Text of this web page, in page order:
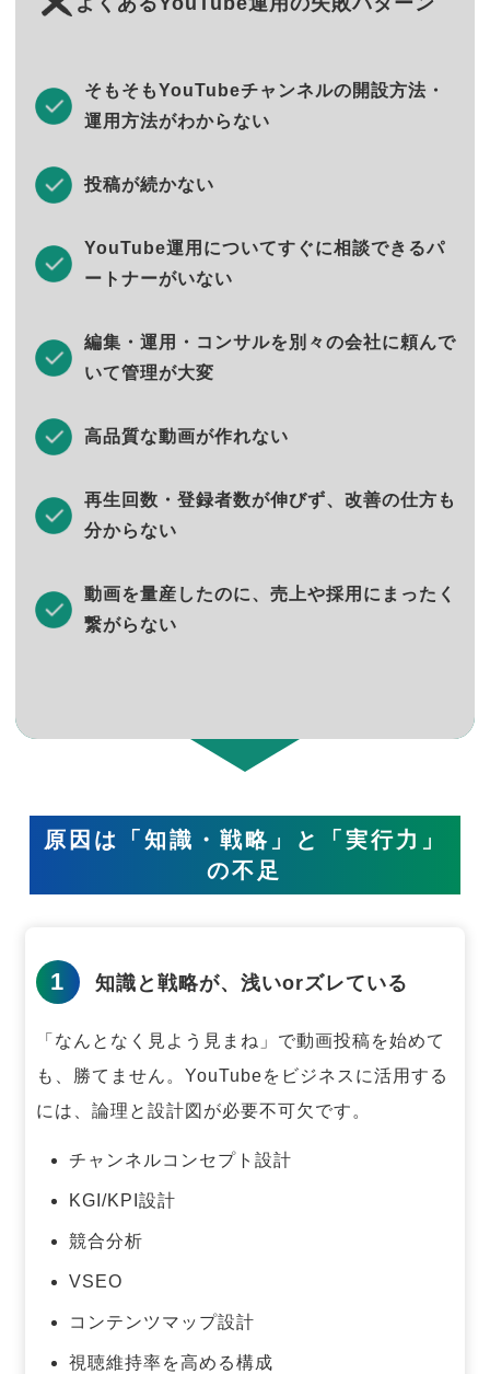
そもそもYouTubeチャンネルの開設方法・
運用方法がわからない
投稿が続かない
YouTube運用についてすぐに相談できるパ
ートナーがいない
編集・運用・コンサルを別々の会社に頼んで
いて管理が大変
高品質な動画が作れない
再生回数・登録者数が伸びず、改善の仕方も
分からない
動画を量産したのに、売上や採用にまったく
繋がらない
原因は「知識・戦略」と「実行力」
の不足
1 知識と戦略が、浅いorズレている
「なんとなく見よう見まね」で動画投稿を始めて
も、勝てません。 YouTubeをビジネスに活用する
には、論理と設計図が必要不可欠です。
チャンネルコンセプト設計
KGI/KPI設計
競合分析
VSEO
コンテンツマップ設計
視聴維持率を高める構成